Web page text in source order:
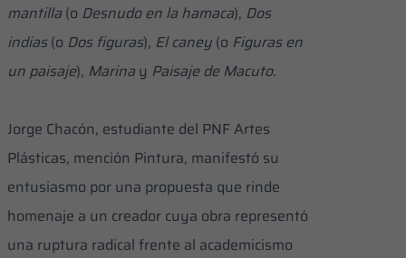
mantilla (o Desnudo en la hamaca), Dos
indias(o Dos figuras), El caney (o Figuras en
un paisaje), Marina y Paisaje de Macuto.
Jorge Chacón, estudiante del PNF Artes
Plásticas, mención Pintura, manifestó su
entusiasmo por una propuesta que rinde
homenaje a un creador cuya obra representó
una ruptura radical frente al academicismo